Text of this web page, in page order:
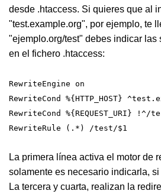
desde .htaccess. Si quieres que al
"test.example.org", por ejemplo, te
"ejemplo.org/test" debes indicar las
en el fichero .htaccess:
RewriteEngine on
RewriteCond %{HTTP_HOST}
RewriteCond %{REQUEST_URI} !^/
RewriteRule (.*) /test/$1
La primera línea activa el motor de
solamente es necesario indicarla,
La tercera y cuarta, realizan la